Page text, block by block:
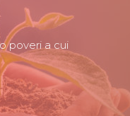
poveri a cui